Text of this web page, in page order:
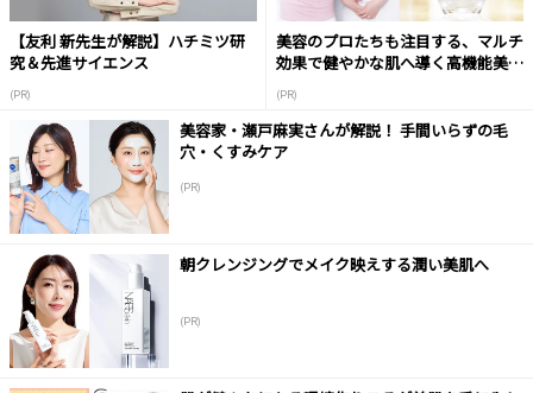
【友利 新先生が解説】ハチミツ研
究＆先進サイエンス
(PR)
美容のプロたちも注目する、マルチ
効果で健やかな肌へ導く高機能美容
(PR)
美容家・瀬戸麻実さんが解説！ 手間いらずの毛
穴・くすみケア
(PR)
朝クレンジングでメイク映えする潤い美肌へ
(PR)